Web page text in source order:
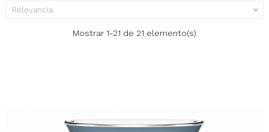
Relevancia 
Mostrar 1-21 de 21 elemento(s)